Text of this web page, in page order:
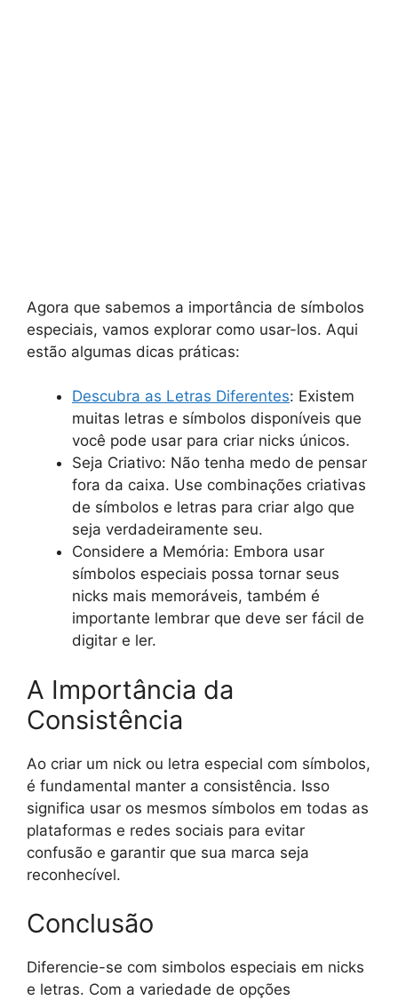
Agora que sabemos a importância de símbolos
especiais, vamos explorar como usar-los. Aqui
estão algumas dicas práticas:
Descubra as Letras Diferentes: Existem
muitas letras e símbolos disponíveis que
você pode usar para criar nicks únicos.
Seja Criativo: Não tenha medo de pensar
fora da caixa. Use combinações criativas
de símbolos e letras para criar algo que
seja verdadeiramente seu.
Considere a Memória: Embora usar
símbolos especiais possa tornar seus
nicks mais memoráveis, também é
importante lembrar que deve ser fácil de
digitar e ler.
A Importância da
Consistência
Ao criar um nick ou letra especial com símbolos,
é fundamental manter a consistência. Isso
significa usar os mesmos símbolos em todas as
plataformas e redes sociais para evitar
confusão e garantir que sua marca seja
reconhecível.
Conclusão
Diferencie-se com simbolos especiais em nicks
e letras. Com a variedade de opções